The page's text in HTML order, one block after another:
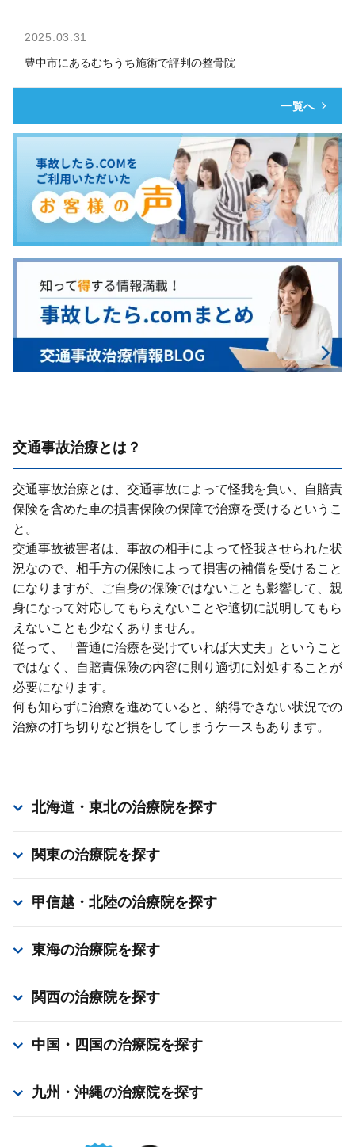
2025.03.31
豊中市にあるむちうち施術で評判の整骨院
一覧へ
交通事故治療とは？
交通事故治療とは、交通事故によって怪我を負い、⾃賠責
保険を含めた⾞の損害保険の保障で治療を受けるというこ
と。
交通事故被害者は、事故の相⼿によって怪我させられた状
況なので、相⼿⽅の保険によって損害の補償を受けること
になりますが、ご⾃⾝の保険ではないことも影響して、親
⾝になって対応してもらえないことや適切に説明してもら
えないことも少なくありません。
従って、「普通に治療を受けていれば⼤丈夫」ということ
ではなく、⾃賠責保険の内容に則り適切に対処することが
必要になります。
何も知らずに治療を進めていると、納得できない状況での
治療の打ち切りなど損をしてしまうケースもあります。
北海道・東北の治療院を探す
関東の治療院を探す
甲信越・北陸の治療院を探す
東海の治療院を探す
関西の治療院を探す
中国・四国の治療院を探す
九州・沖縄の治療院を探す